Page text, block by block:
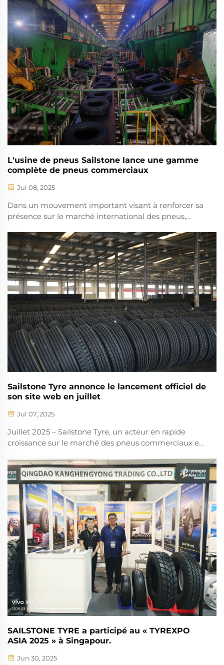
comment les marques de premier plan améliorent
les performances, la durabilité et l'efficacité. Explorez
l'avenir de la technologie des pneus.
L'usine de pneus Sailstone lance une gamme
complète de pneus commerciaux
Jul 08, 2025
Dans un mouvement important visant à renforcer sa
présence sur le marché international des pneus,
complète de pneus commerciaux, notamment une
nouvelle série de pneus pour camions introduite en
janvier 2025. Cette expansion marque...
Sailstone Tyre annonce le lancement officiel de
son site web en juillet
Jul 07, 2025
Juillet 2025 – Sailstone Tyre, un acteur en rapide
croissance sur le marché des pneus commerciaux et
corporatif officiel en juillet 2025. Cette plateforme
numérique servira de centre névralgique pour
l'entrepr...
SAILSTONE TYRE a participé au « TYREXPO
ASIA 2025 » à Singapour.
Jun 30, 2025